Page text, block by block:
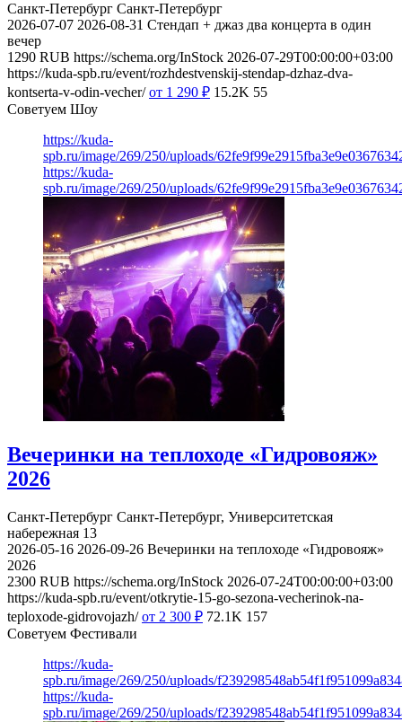
Санкт-Петербург Санкт-Петербург
2026-07-07 2026-08-31 Стендап + джаз два концерта в один
вечер
1290 RUB https://schema.org/InStock 2026-07-29T00:00:00+03:00
https://kuda-spb.ru/event/rozhdestvenskij-stendap-dzhaz-dva-
kontserta-v-odin-vecher/ от 1 290 ₽ 15.2K 55
Советуем Шоу
https://kuda-
spb.ru/image/269/250/uploads/
https://kuda-
spb.ru/image/269/250/uploads/
Вечеринки на теплоходе «Гидровояж»
2026
Санкт-Петербург Санкт-Петербург, Университетская
набережная 13
2026-05-16 2026-09-26 Вечеринки на теплоходе «Гидровояж»
2026
2300 RUB https://schema.org/InStock 2026-07-24T00:00:00+03:00
https://kuda-spb.ru/event/otkrytie-15-go-sezona-vecherinok-na-
teploxode-gidrovojazh/ от 2 300 ₽ 72.1K 157
Советуем Фестивали
https://kuda-
spb.ru/image/269/250/uploads/
https://kuda-
spb.ru/image/269/250/uploads/